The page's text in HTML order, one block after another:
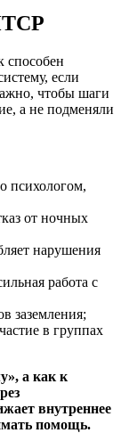
способен
если
чтобы шаги
а не подменяли
психологом,
от ночных
нарушения
работа с
заземления;
в группах
а как к
внутреннее
помощь.